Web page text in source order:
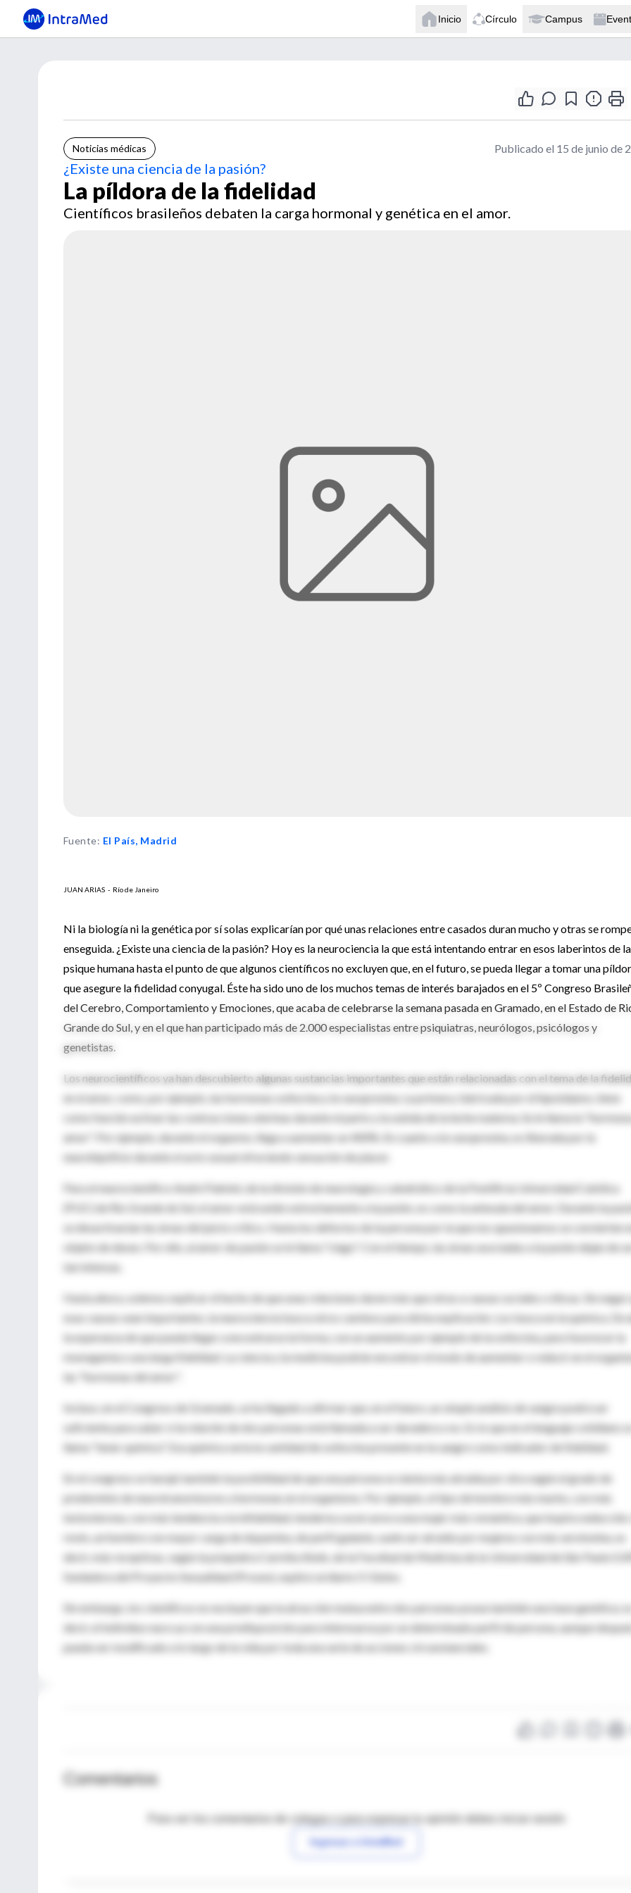
Inicio Círculo Campus
Noticias médicas Publicado el 15 de junio de
¿Existe una ciencia de la pasión?
La píldora de la fidelidad
Científicos brasileños debaten la carga hormonal y genética en el amor.
Fuente: El País, Madrid
JUAN ARIAS - Río de Janeiro
Ni la biología ni la genética por sí solas explicarían por qué unas relaciones entre casados duran mucho y otras se
enseguida. ¿Existe una ciencia de la pasión? Hoy es la neurociencia la que está intentando entrar en esos laberintos de la
psique humana hasta el punto de que algunos científicos no excluyen que, en el futuro, se pueda llegar a tomar una
que asegure la fidelidad conyugal. Éste ha sido uno de los muchos temas de interés barajados en el 5º Congreso
del Cerebro, Comportamiento y Emociones, que acaba de celebrarse la semana pasada en Gramado, en el Estado de
Grande do Sul, y en el que han participado más de 2.000 especialistas entre psiquiatras, neurólogos, psicólogos y
genetistas.
Los neurocientíficos ya han descubierto algunas sustancias importantes que están relacionadas con el tema de la
en el amor, como, por ejemplo, las hormonas oxitocina y la vasopresina. La primera, fabricada por el hipotálamo, tiene
como función activar las contracciones uterinas durante el parto y la subida de la leche materna. Se le llama la
amor". Por ejemplo, durante el orgasmo, llega a aumentar un 400%. En cuanto a la vasopresina, es liberada por la
neurohipófisis durante el acto sexual ofreciendo sensación de placer.
Para el neurocientífico André Palmini, de la división de neurología y catedrático de la Pontificia Universidad Católica
(PUC) de Rio Grande do Sul, el amor está unido estrechamente a la pasión, es como la antesala del amor. Durante la
se desactivarían las áreas del juicio crítico. Hasta los defectos de la persona por la que nos apasionamos se convierten
objeto de deseo. Por ello, al amor de pasión se le llama "ciego". Con el tiempo, las áreas asociadas a la pasión dejan de
tan intensas.
Hasta ahora, solemos explicar el hecho de que unas relaciones duren más que otras a causas sociales o éticas. Sin negar
esas causas sean importantes, la neurociencia busca otros caminos para dicha explicación. Los busca en la química. De
la esperanza de que pueda llegar a encontrarse la forma, con un aumento por ejemplo de la oxitocina, para favorecer la
monogamia o una larga fidelidad. La ciencia y la medicina podrán encontrar el modo de aumentar o reducir en el
las "hormonas del amor".
Incluso, en el Congreso de Gramado, se ha llegado a afirmar que, en el futuro, un simple análisis de sangre podrá ser
suficiente para saber si la relación de dos personas está llamada a ser duradera o no. Es lo que en el lenguaje cotidiano
llama "tener química". Esa química sería la cantidad de oxitocina presente en la sangre como indicador de fidelidad.
En el congreso se barajó también la posibilidad de que una persona se sienta más atraída por otra según el grado de
predominio de neurotransmisores u hormonas en el organismo. Por ejemplo, el tipo de hombre más macho, con más
testosterona, con más tendencia a la infidelidad, tendería a acercarse a una mujer más romántica, que inspira
revés, un hombre con mayor carga de dopamina, de perfil galante, suele ser atraído por mujeres con más serotonina, es
decir, más receptivas, según la psiquiatra Carmita Abdo, de la Facultad de Medicina de la Universidad de São Paulo
fundadora del Proyecto Sexualidad (Prosex), explicó al diario O Globo.
Sin embargo, los científicos no excluyen que la atracción mutua entre dos personas posea también una base genética;
decir, el individuo nace ya con una predisposición para interesarse por un determinado perfil de persona, aunque
pueda ser modificado a lo largo de la vida por toda una serie de acciones circunstanciales.
Comentarios
Para ver los comentarios de colegas o para expresar tu opinión debes iniciar sesión
Ingresar a IntraMed